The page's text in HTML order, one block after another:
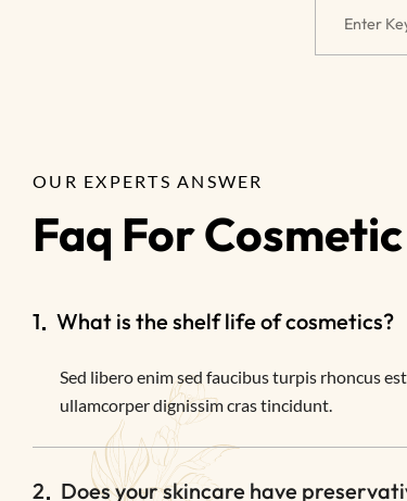
OUR EXPERTS ANSWER
Faq For
1 What is the shelf life of cosmetics?
Sed libero enim sed faucibus turpis rhoncus
ullamcorper dignissim cras tincidunt.
2 Does your skincare have